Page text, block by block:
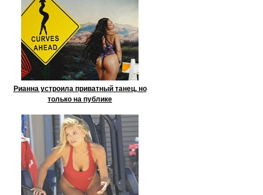
Рианна устроила приватный танец, но
только на публике